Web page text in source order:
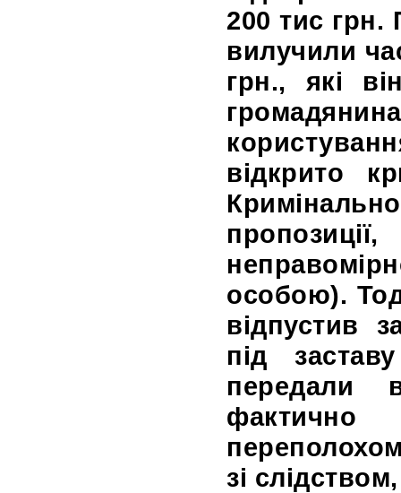
200 тис грн.
вилучили
грн., які
відкрито
особою).
відпустив
під
передали
зі